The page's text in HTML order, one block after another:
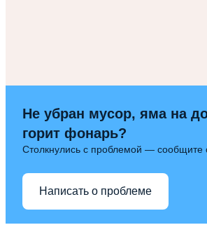
Не убран мусор, яма на
горит фонарь?
Столкнулись с проблемой — сообщите
Написать о проблеме